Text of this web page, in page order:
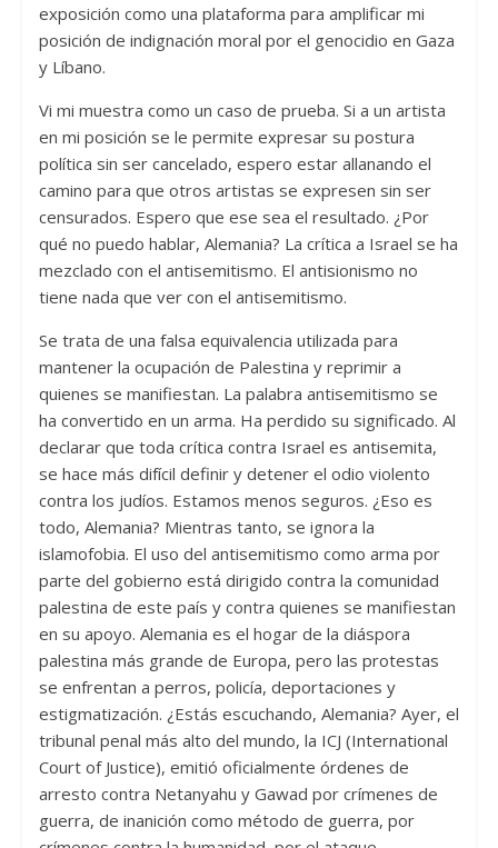
exposición como una plataforma para amplificar mi
posición de indignación moral por el genocidio en Gaza
y Líbano.
Vi mi muestra como un caso de prueba. Si a un artista
en mi posición se le permite expresar su postura
política sin ser cancelado, espero estar allanando el
camino para que otros artistas se expresen sin ser
censurados. Espero que ese sea el resultado. ¿Por
qué no puedo hablar, Alemania? La crítica a Israel se ha
mezclado con el antisemitismo. El antisionismo no
tiene nada que ver con el antisemitismo.
Se trata de una falsa equivalencia utilizada para
mantener la ocupación de Palestina y reprimir a
quienes se manifiestan. La palabra antisemitismo se
ha convertido en un arma. Ha perdido su significado. Al
declarar que toda crítica contra Israel es antisemita,
se hace más difícil definir y detener el odio violento
contra los judíos. Estamos menos seguros. ¿Eso es
todo, Alemania? Mientras tanto, se ignora la
islamofobia. El uso del antisemitismo como arma por
parte del gobierno está dirigido contra la comunidad
palestina de este país y contra quienes se manifiestan
en su apoyo. Alemania es el hogar de la diáspora
palestina más grande de Europa, pero las protestas
se enfrentan a perros, policía, deportaciones y
estigmatización. ¿Estás escuchando, Alemania? Ayer, el
tribunal penal más alto del mundo, la ICJ (International
Court of Justice), emitió oficialmente órdenes de
arresto contra Netanyahu y Gawad por crímenes de
guerra, de inanición como método de guerra, por